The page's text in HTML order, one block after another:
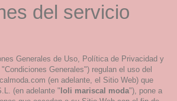
del servicio
Generales de Uso, Política de Privacidad y
Generales") regulan el uso del
(en adelante, el Sitio Web) que
(en adelante "loli mariscal moda"), pone a